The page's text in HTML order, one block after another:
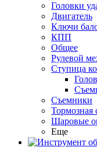
Головки
Двигатель
Ключи
КПП
Общее
Рулевой
Ступица
Съемники
Тормозная
Шаровые
Еще